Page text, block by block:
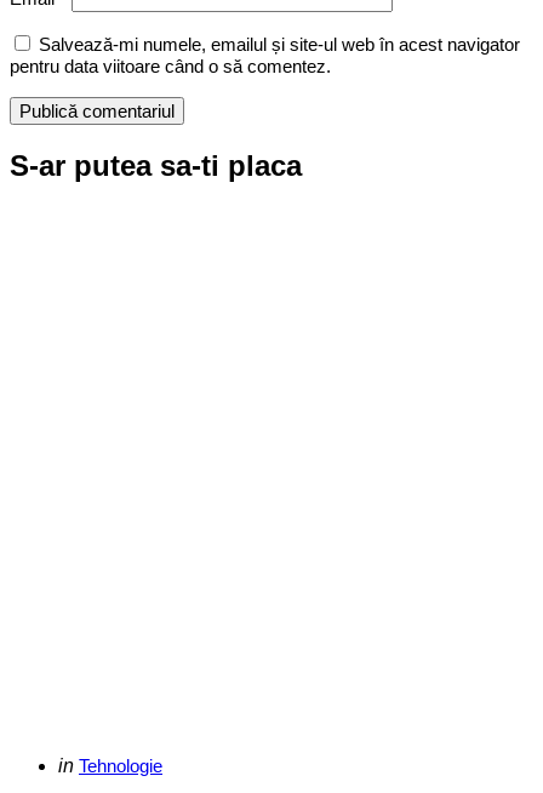
Salvează-mi numele, emailul și site-ul web în acest navigator
pentru data viitoare când o să comentez.
S-ar putea sa-ti placa
Categories
Posted
in Tehnologie